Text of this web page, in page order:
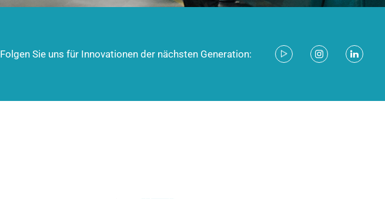
Folgen Sie uns für Innovationen der nächsten Generation: